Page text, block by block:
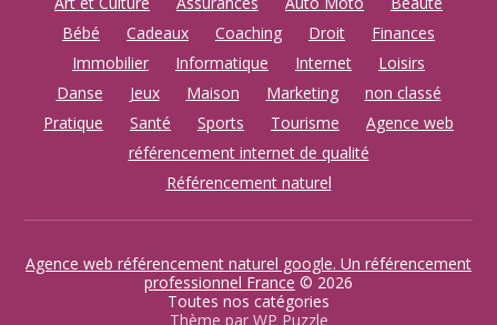
Bébé
Cadeaux Coaching Droit
Finances
Immobilier
Informatique Internet
Loisirs
Danse
Jeux Maison Marketing
non classé
Pratique
Santé Sports Tourisme
Agence web
référencement internet de qualité
Référencement naturel
Agence web référencement naturel google. Un référencement
professionnel France © 2026
Toutes nos catégories
Thème par WP Puzzle